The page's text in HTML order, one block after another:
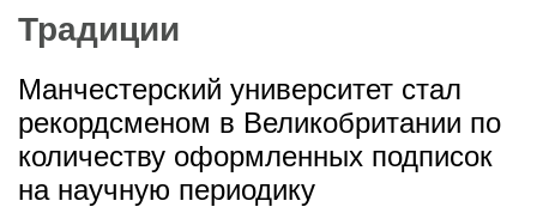
Традиции
Манчестерский университет стал
рекордсменом в Великобритании по
количеству оформленных подписок
на научную периодику